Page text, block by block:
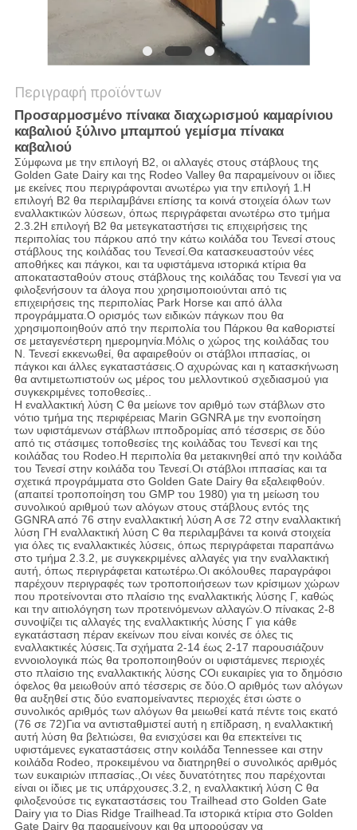
Περιγραφή προϊόντων
Προσαρμοσμένο πίνακα διαχωρισμού καμαρίνιου
καβαλιού ξύλινο μπαμπού γεμίσμα πίνακα
καβαλιού
Σύμφωνα με την επιλογή Β2, οι αλλαγές στους στάβλους της
Golden Gate Dairy και της Rodeo Valley θα παραμείνουν οι ίδιες
με εκείνες που περιγράφονται ανωτέρω για την επιλογή 1.Η
επιλογή Β2 θα περιλαμβάνει επίσης τα κοινά στοιχεία όλων των
εναλλακτικών λύσεων, όπως περιγράφεται ανωτέρω στο τμήμα
2.3.2Η επιλογή Β2 θα μετεγκαταστήσει τις επιχειρήσεις της
περιπολίας του πάρκου από την κάτω κοιλάδα του Τενεσί στους
στάβλους της κοιλάδας του Τενεσί.Θα κατασκευαστούν νέες
αποθήκες και πάγκοι, και τα υφιστάμενα ιστορικά κτίρια θα
αποκατασταθούν στους στάβλους της κοιλάδας του Τενεσί για να
φιλοξενήσουν τα άλογα που χρησιμοποιούνται από τις
επιχειρήσεις της περιπολίας Park Horse και από άλλα
προγράμματα.Ο ορισμός των ειδικών πάγκων που θα
χρησιμοποιηθούν από την περιπολία του Πάρκου θα καθοριστεί
σε μεταγενέστερη ημερομηνία.Μόλις ο χώρος της κοιλάδας του
Ν. Τενεσί εκκενωθεί, θα αφαιρεθούν οι στάβλοι ιππασίας, οι
πάγκοι και άλλες εγκαταστάσεις.Ο αχυρώνας και η κατασκήνωση
θα αντιμετωπιστούν ως μέρος του μελλοντικού σχεδιασμού για
συγκεκριμένες τοποθεσίες..
Η εναλλακτική λύση C θα μείωνε τον αριθμό των στάβλων στο
νότιο τμήμα της περιφέρειας Marin GGNRA με την ενοποίηση
των υφιστάμενων στάβλων ιπποδρομίας από τέσσερις σε δύο
από τις στάσιμες τοποθεσίες της κοιλάδας του Τενεσί και της
κοιλάδας του Rodeo.Η περιπολία θα μετακινηθεί από την κοιλάδα
του Τενεσί στην κοιλάδα του Τενεσί.Οι στάβλοι ιππασίας και τα
σχετικά προγράμματα στο Golden Gate Dairy θα εξαλειφθούν.
(απαιτεί τροποποίηση του GMP του 1980) για τη μείωση του
συνολικού αριθμού των αλόγων στους στάβλους εντός της
GGNRA από 76 στην εναλλακτική λύση Α σε 72 στην εναλλακτική
λύση ΓΗ εναλλακτική λύση C θα περιλαμβάνει τα κοινά στοιχεία
για όλες τις εναλλακτικές λύσεις, όπως περιγράφεται παραπάνω
στο τμήμα 2.3.2, με συγκεκριμένες αλλαγές για την εναλλακτική
αυτή, όπως περιγράφεται κατωτέρω.Οι ακόλουθες παραγράφοι
παρέχουν περιγραφές των τροποποιήσεων των κρίσιμων χώρων
που προτείνονται στο πλαίσιο της εναλλακτικής λύσης Γ, καθώς
και την αιτιολόγηση των προτεινόμενων αλλαγών.Ο πίνακας 2-8
συνοψίζει τις αλλαγές της εναλλακτικής λύσης Γ για κάθε
εγκατάσταση πέραν εκείνων που είναι κοινές σε όλες τις
εναλλακτικές λύσεις.Τα σχήματα 2-14 έως 2-17 παρουσιάζουν
εννοιολογικά πώς θα τροποποιηθούν οι υφιστάμενες περιοχές
στο πλαίσιο της εναλλακτικής λύσης CΟι ευκαιρίες για το δημόσιο
όφελος θα μειωθούν από τέσσερις σε δύο.Ο αριθμός των αλόγων
θα αυξηθεί στις δύο εναπομείναντες περιοχές έτσι ώστε ο
συνολικός αριθμός των αλόγων θα μειωθεί κατά πέντε τοις εκατό
(76 σε 72)Για να αντισταθμιστεί αυτή η επίδραση, η εναλλακτική
αυτή λύση θα βελτιώσει, θα ενισχύσει και θα επεκτείνει τις
υφιστάμενες εγκαταστάσεις στην κοιλάδα Tennessee και στην
κοιλάδα Rodeo, προκειμένου να διατηρηθεί ο συνολικός αριθμός
των ευκαιριών ιππασίας.,Οι νέες δυνατότητες που παρέχονται
είναι οι ίδιες με τις υπάρχουσες.3.2, η εναλλακτική λύση C θα
φιλοξενούσε τις εγκαταστάσεις του Trailhead στο Golden Gate
Dairy για το Dias Ridge Trailhead.Τα ιστορικά κτίρια στο Golden
Gate Dairy θα παραμείνουν και θα μπορούσαν να